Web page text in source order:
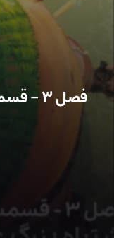
فصل ۳ – قسمت ۲: اشتباه بزرگ عمه مارج